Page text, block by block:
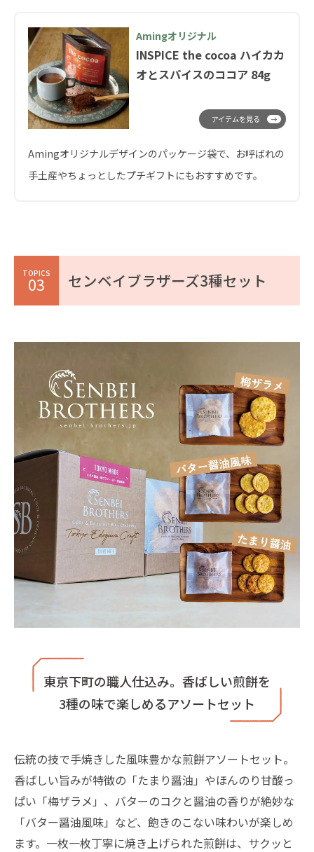
INSPICE the cocoa ハイカカ
オとスパイスのココア 84g
Amingオリジナル
Amingオリジナルデザインのパッケージ袋で、お呼ばれの
手土産やちょっとしたプチギフトにもおすすめです。
アイテムを見る
TOPICS
03 センベイブラザーズ3種セット
東京下町の職人仕込み。香ばしい煎餅を
3種の味で楽しめるアソートセット
伝統の技で手焼きした風味豊かな煎餅アソートセット。
香ばしい旨みが特徴の「たまり醤油」やほんのり甘酸っ
ぱい「梅ザラメ」、バターのコクと醤油の香りが絶妙な
「バター醤油風味」など、飽きのこない味わいが楽しめ
ます。一枚一枚丁寧に焼き上げられた煎餅は、サクッと